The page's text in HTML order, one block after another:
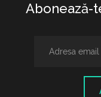
Abonează-